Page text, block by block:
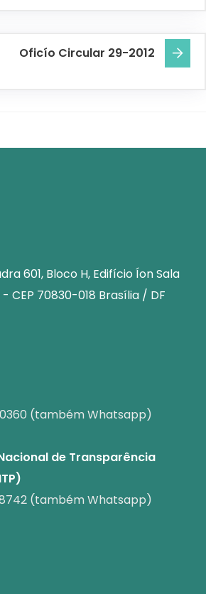
Oficío Circular 29-2012
601, Bloco H, Edifício Íon Sala
CEP 70830-018 Brasília / DF
(também Whatsapp)
de Transparência
(também Whatsapp)